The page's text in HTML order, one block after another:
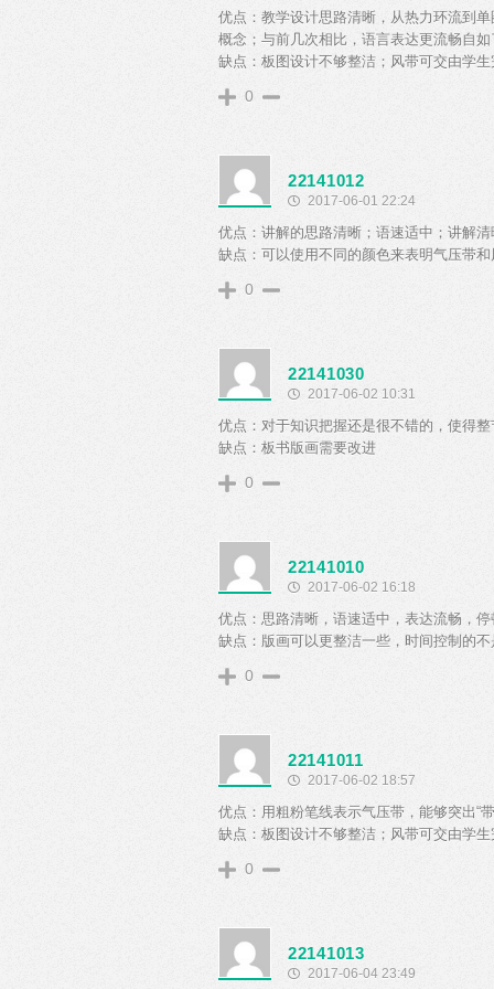
优点：教学设计思路清晰，从热力环流到
概念；与前几次相比，语言表达更流畅自如
缺点：板图设计不够整洁；风带可交由学
0
22141012
2017-06-01 22:24
优点：讲解的思路清晰；语速适中；讲解
缺点：可以使用不同的颜色来表明气压带
0
22141030
2017-06-02 10:31
优点：对于知识把握还是很不错的，使得
缺点：板书版画需要改进
0
22141010
2017-06-02 16:18
优点：思路清晰，语速适中，表达流畅，
缺点：版画可以更整洁一些，时间控制的
0
22141011
2017-06-02 18:57
优点：用粗粉笔线表示气压带，能够突出“
缺点：板图设计不够整洁；风带可交由学
0
22141013
2017-06-04 23:49